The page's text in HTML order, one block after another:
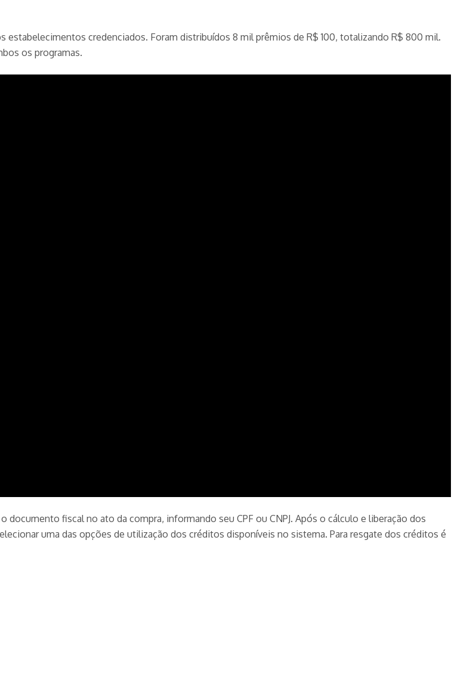
estabelecimentos credenciados. Foram distribuídos 8 mil prêmios de R$ 100, totalizando R$ 800 mil.
os programas.
fiscal no ato da compra, informando seu CPF ou CNPJ. Após o cálculo e liberação dos
uma das opções de utilização dos créditos disponíveis no sistema. Para resgate dos créditos é